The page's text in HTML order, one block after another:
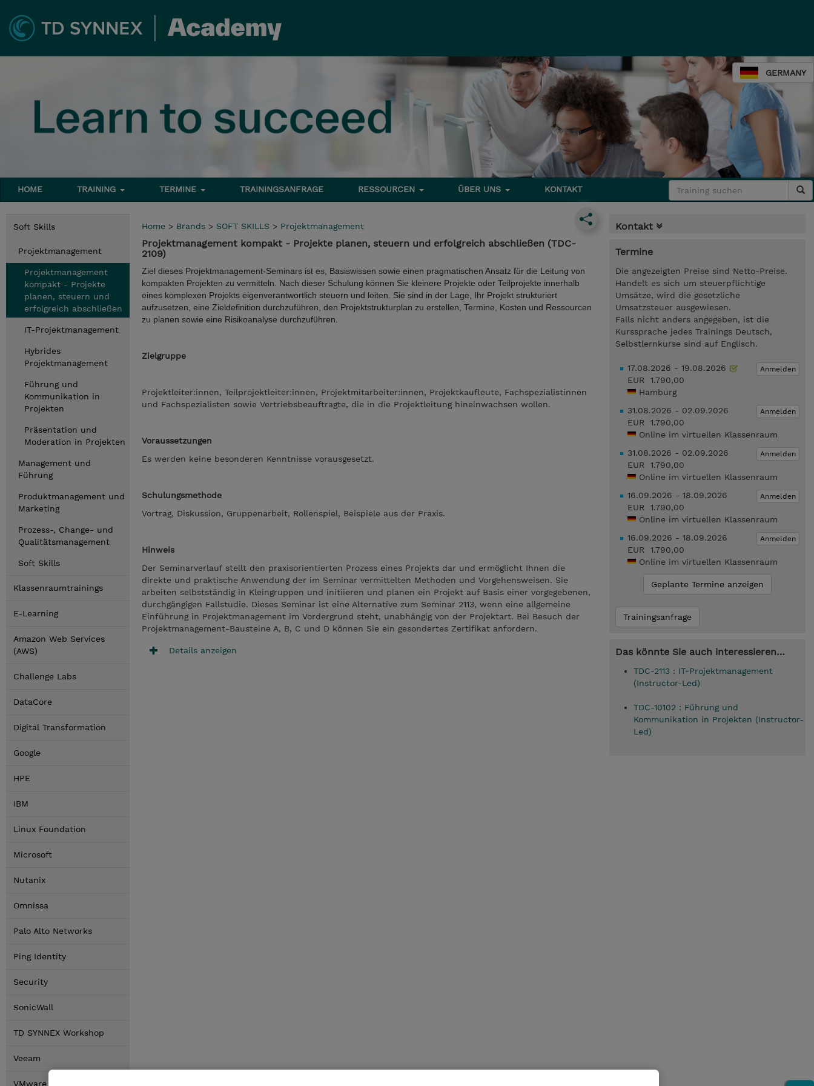
GERMANY
HOME TRAINING TERMINE TRAININGSANFRAGE RESSOURCEN ÜBER UNS KONTAKT
Soft Skills
Projektmanagement
Projektmanagement
kompakt - Projekte
planen, steuern und
erfolgreich abschließen
IT-Projektmanagement
Hybrides
Projektmanagement
Führung und
Kommunikation in
Projekten
Präsentation und
Moderation in Projekten
Management und
Führung
Produktmanagement und
Marketing
Prozess-, Change- und
Qualitätsmanagement
Soft Skills
Klassenraumtrainings
E-Learning
Amazon Web Services
(AWS)
Challenge Labs
DataCore
Digital Transformation
Google
HPE
IBM
Linux Foundation
Microsoft
Nutanix
Omnissa
Palo Alto Networks
Ping Identity
Security
SonicWall
TD SYNNEX Workshop
Veeam
VMware by Broadcom
Home > Brands > SOFT SKILLS > Projektmanagement
Projektmanagement kompakt - Projekte planen, steuern und erfolgreich abschließen (TDC-
2109)
Ziel dieses Projektmanagement-Seminars ist es, Basiswissen sowie einen pragmatischen Ansatz für die Leitung von
kompakten Projekten zu vermitteln. Nach dieser Schulung können Sie kleinere Projekte oder Teilprojekte innerhalb
eines komplexen Projekts eigenverantwortlich steuern und leiten. Sie sind in der Lage, Ihr Projekt strukturiert
aufzusetzen, eine Zieldefinition durchzuführen, den Projektstrukturplan zu erstellen, Termine, Kosten und Ressourcen
zu planen sowie eine Risikoanalyse durchzuführen.
Zielgruppe
Projektleiter:innen, Teilprojektleiter:innen, Projektmitarbeiter:innen, Projektkaufleute, Fachspezialistinnen
und Fachspezialisten sowie Vertriebsbeauftragte, die in die Projektleitung hineinwachsen wollen.
Voraussetzungen
Es werden keine besonderen Kenntnisse vorausgesetzt.
Schulungsmethode
Vortrag, Diskussion, Gruppenarbeit, Rollenspiel, Beispiele aus der Praxis.
Hinweis
Der Seminarverlauf stellt den praxisorientierten Prozess eines Projekts dar und ermöglicht Ihnen die
direkte und praktische Anwendung der im Seminar vermittelten Methoden und Vorgehensweisen. Sie
arbeiten selbstständig in Kleingruppen und initiieren und planen ein Projekt auf Basis einer vorgegebenen,
durchgängigen Fallstudie. Dieses Seminar ist eine Alternative zum Seminar 2113, wenn eine allgemeine
Einführung in Projektmanagement im Vordergrund steht, unabhängig von der Projektart. Bei Besuch der
Projektmanagement-Bausteine A, B, C und D können Sie ein gesondertes Zertifikat anfordern.
Details anzeigen
Kontakt
Termine
Die angezeigten Preise sind Netto-Preise.
Handelt es sich um steuerpflichtige
Umsätze, wird die gesetzliche
Umsatzsteuer ausgewiesen.
Falls nicht anders angegeben, ist die
Kurssprache jedes Trainings Deutsch,
Selbstlernkurse sind auf Englisch.
Anmelden
17.08.2026 - 19.08.2026
EUR 1.790,00
Hamburg
Anmelden
31.08.2026 - 02.09.2026
EUR 1.790,00
Online im virtuellen Klassenraum
Anmelden
31.08.2026 - 02.09.2026
EUR 1.790,00
Online im virtuellen Klassenraum
Anmelden
16.09.2026 - 18.09.2026
EUR 1.790,00
Online im virtuellen Klassenraum
Anmelden
16.09.2026 - 18.09.2026
EUR 1.790,00
Online im virtuellen Klassenraum
Geplante Termine anzeigen
Trainingsanfrage
Das könnte Sie auch interessieren…
TDC-2113 : IT-Projektmanagement
(Instructor-Led)
TDC-10102 : Führung und
Kommunikation in Projekten (Instructor-
Led)